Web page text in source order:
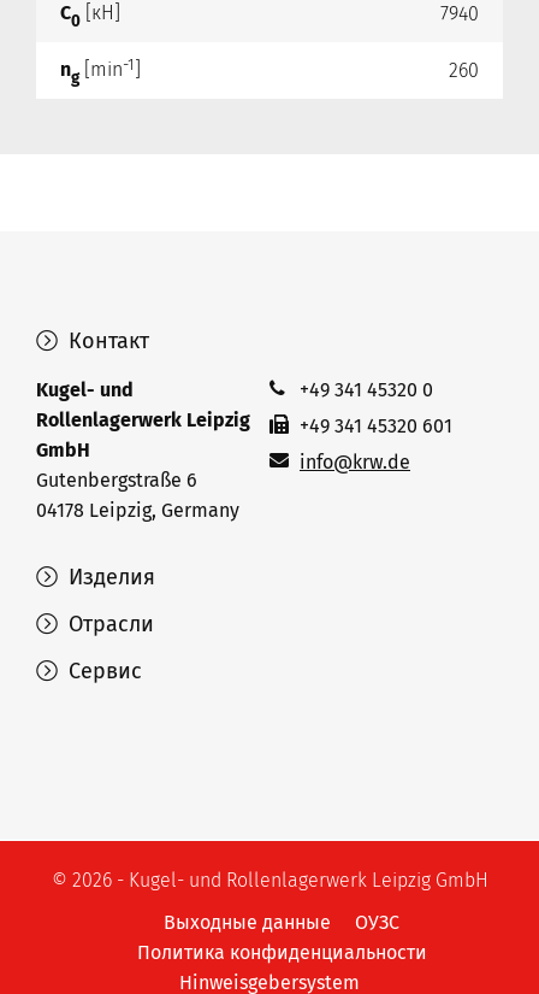
C0 [кН] 7940
ng[min-1 260
Изделия
Отрасли
Сервис
Контакт
Kugel- und
Rollenlagerwerk Leipzig
GmbH
Gutenbergstraße 6
04178 Leipzig, Germany
+49 341 45320 0
+49 341 45320 601
info@krw.de
© 2026 - Kugel- und Rollenlagerwerk Leipzig GmbH
Выходные данные
ОУЗС
Политика конфиденциальности
Hinweisgebersystem